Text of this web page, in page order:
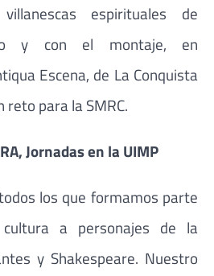
espirituales de
y con el montaje, en
Escena, de La Conquista
reto para la SMRC.
Jornadas en la UIMP
los que formamos parte
a personajes de la
y Shakespeare. Nuestro